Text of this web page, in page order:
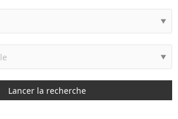
▼
▼
Lancer la recherche